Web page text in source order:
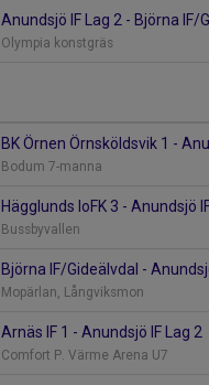
Anundsjö IF Lag 2 - Björna IF/
Olympia konstgräs
BK Örnen Örnsköldsvik 1 -
Bodum 7-manna
Hägglunds IoFK 3 - Anundsjö
Bussbyvallen
Björna IF/Gideälvdal -
Mopärlan, Långviksmon
Arnäs IF 1 - Anundsjö IF Lag 2
Comfort P. Värme Arena U7